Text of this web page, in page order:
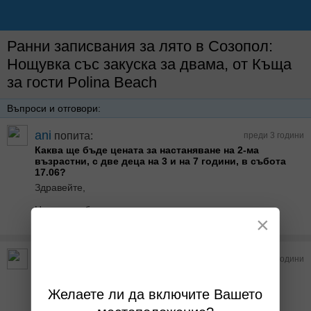
Ранни записвания за лято в Созопол:
Нощувка със закуска за двама, от Къща
за гости Polina Beach
Въпроси и отговори:
преди 3 години
ani попита:
Каква ще бъде цената за настаняване на 2-ма
възрастни, с две деца на 3 и на 7 години, в събота
17.06?
Здравейте,
Нямам свободни помещения.
преди 3 години
Да имаме паркинг.
Отговор от Къща за гости Polina Beach преди 3 години
×
Желаете ли да включите Вашето